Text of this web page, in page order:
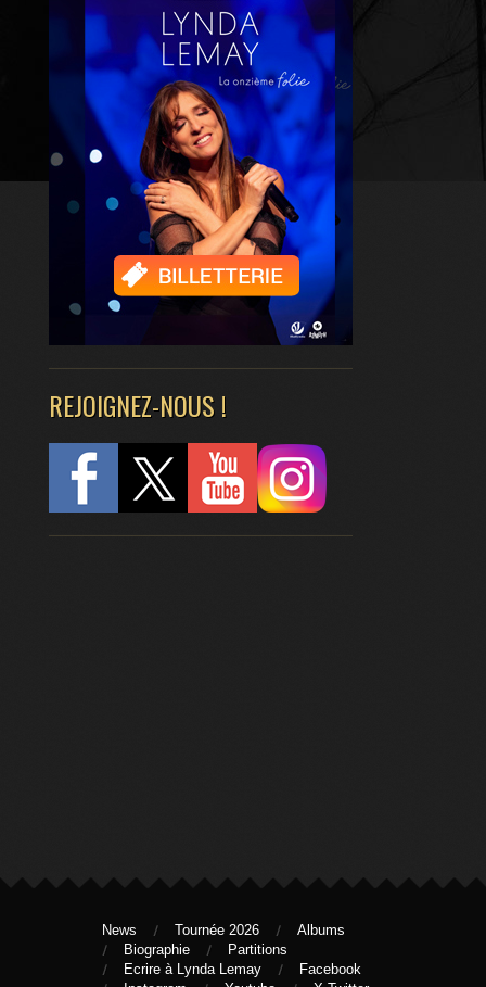
REJOIGNEZ-NOUS !
News Tournée 2026
Albums
Biographie
Partitions
Ecrire à Lynda Lemay
Facebook